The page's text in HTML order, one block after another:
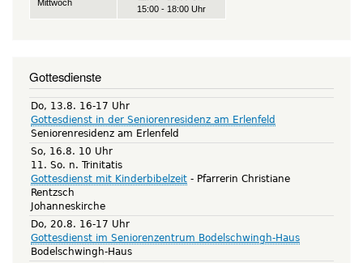
Mittwoch
15:00 - 18:00 Uhr
Gottesdienste
Do, 13.8. 16-17 Uhr
Gottesdienst in der Seniorenresidenz am Erlenfeld
Seniorenresidenz am Erlenfeld
So, 16.8. 10 Uhr
11. So. n. Trinitatis
Gottesdienst mit Kinderbibelzeit
Pfarrerin Christiane
Rentzsch
Johanneskirche
Do, 20.8. 16-17 Uhr
Gottesdienst im Seniorenzentrum Bodelschwingh-Haus
Bodelschwingh-Haus